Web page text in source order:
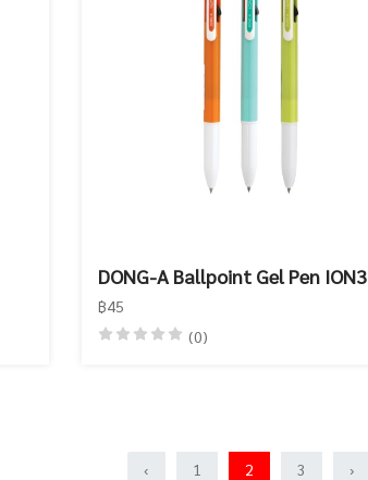
DONG-A Ballpoint Gel Pen ION3
฿45
(0)
‹ 1 2 3 ›